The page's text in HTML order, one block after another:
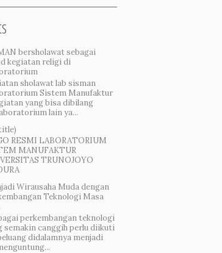
bersholawat sebagai
kegiatan religi di
sholawat lab sisman
Sistem Manufaktur
yang bisa dibilang
lain ya...
RESMI LABORATORIUM
MANUFAKTUR
TRUNOJOYO
Wirausaha Muda dengan
Teknologi Masa
perkembangan teknologi
semakin canggih perlu diikuti
didalamnya menjadi